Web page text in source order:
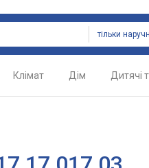
Клімат Дім Дитячі